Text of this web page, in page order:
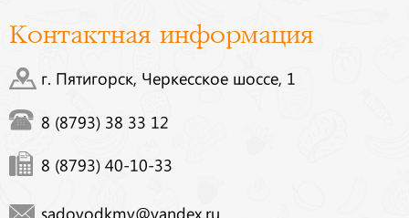
Контактная информация
г. Пятигорск, Черкесское шоссе, 1
8 (8793) 38 33 12
8 (8793) 40-10-33
sadovodkmv@yandex.ru